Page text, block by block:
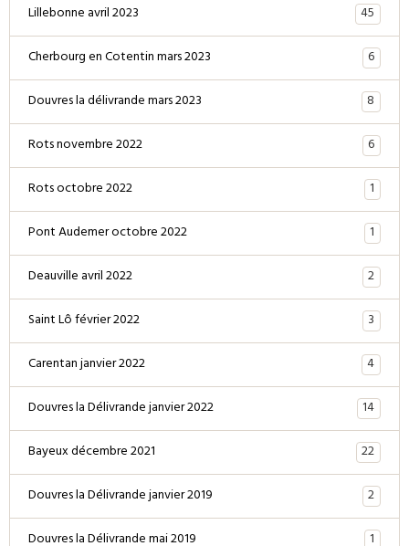
Lillebonne avril 2023
45
Cherbourg en Cotentin mars 2023
6
Douvres la délivrande mars 2023
8
Rots novembre 2022
6
Rots octobre 2022
1
Pont Audemer octobre 2022
1
Deauville avril 2022
2
Saint Lô février 2022
3
Carentan janvier 2022
4
Douvres la Délivrande janvier 2022
14
Bayeux décembre 2021
22
Douvres la Délivrande janvier 2019
2
Douvres la Délivrande mai 2019
1